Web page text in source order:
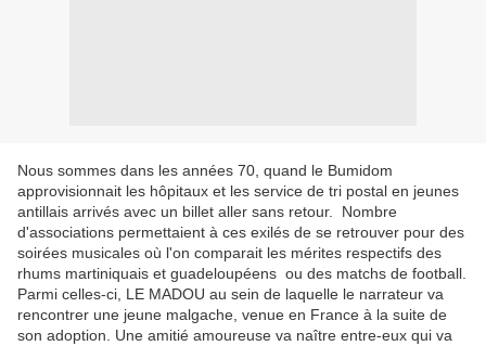
Nous sommes dans les années 70, quand le Bumidom
approvisionnait les hôpitaux et les service de tri postal en jeunes
antillais arrivés avec un billet aller sans retour. Nombre
d'associations permettaient à ces exilés de se retrouver pour des
soirées musicales où l'on comparait les mérites respectifs des
rhums martiniquais et guadeloupéens ou des matchs de football.
Parmi celles-ci, LE MADOU au sein de laquelle le narrateur va
rencontrer une jeune malgache, venue en France à la suite de
son adoption. Une amitié amoureuse va naître entre-eux qui va